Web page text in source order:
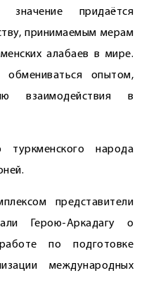
придаётся
принимаемым мерам
алабаев в мире.
обмениваться опытом,
взаимодействия в
народа
представители
Герою-Аркадагу о
по подготовке
международных